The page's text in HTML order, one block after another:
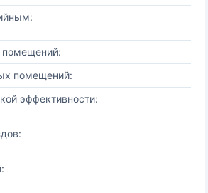
помещений:
помещений:
эффективности: